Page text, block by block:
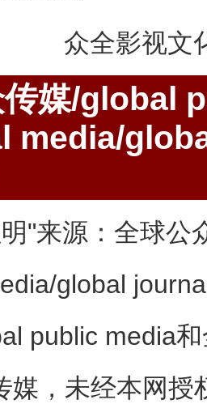
众全影视文
媒/global
media/
"来源：全球公
global
public media
媒，未经本网